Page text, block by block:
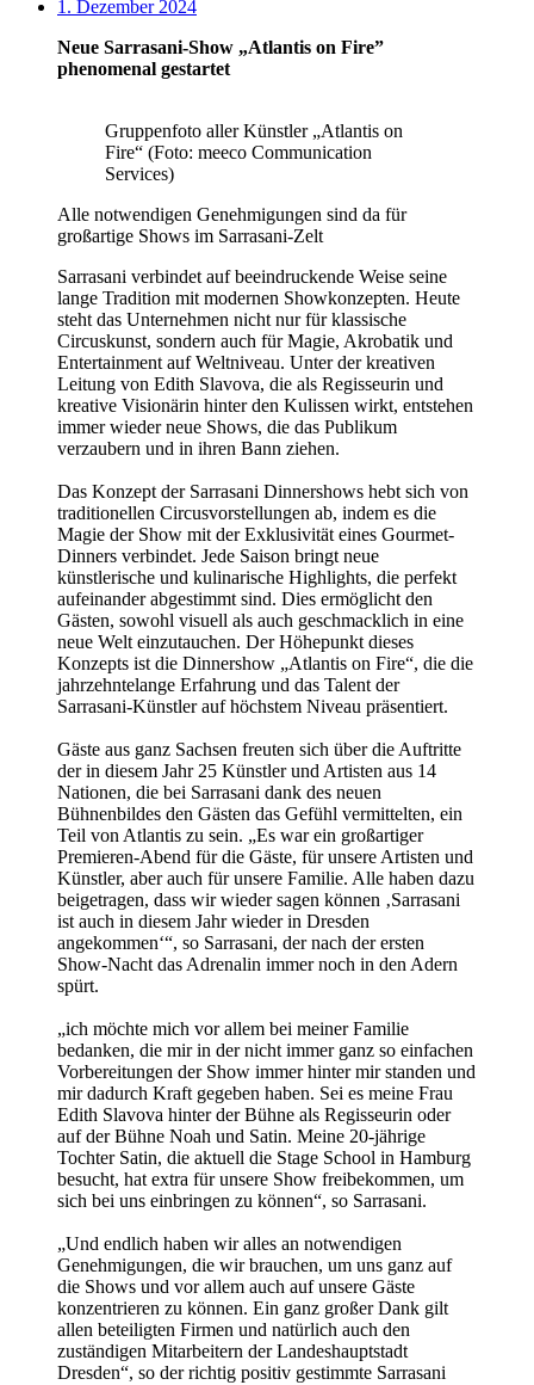
1. Dezember 2024
Neue Sarrasani-Show „Atlantis on Fire”
phenomenal gestartet
Gruppenfoto aller Künstler „Atlantis on
Fire“ (Foto: meeco Communication
Services)
Alle notwendigen Genehmigungen sind da für
großartige Shows im Sarrasani-Zelt
Sarrasani verbindet auf beeindruckende Weise seine
lange Tradition mit modernen Showkonzepten. Heute
steht das Unternehmen nicht nur für klassische
Circuskunst, sondern auch für Magie, Akrobatik und
Entertainment auf Weltniveau. Unter der kreativen
Leitung von Edith Slavova, die als Regisseurin und
kreative Visionärin hinter den Kulissen wirkt, entstehen
immer wieder neue Shows, die das Publikum
verzaubern und in ihren Bann ziehen.
Das Konzept der Sarrasani Dinnershows hebt sich von
traditionellen Circusvorstellungen ab, indem es die
Magie der Show mit der Exklusivität eines Gourmet-
Dinners verbindet. Jede Saison bringt neue
künstlerische und kulinarische Highlights, die perfekt
aufeinander abgestimmt sind. Dies ermöglicht den
Gästen, sowohl visuell als auch geschmacklich in eine
neue Welt einzutauchen. Der Höhepunkt dieses
Konzepts ist die Dinnershow „Atlantis on Fire“, die die
jahrzehntelange Erfahrung und das Talent der
Sarrasani-Künstler auf höchstem Niveau präsentiert.
Gäste aus ganz Sachsen freuten sich über die Auftritte
der in diesem Jahr 25 Künstler und Artisten aus 14
Nationen, die bei Sarrasani dank des neuen
Bühnenbildes den Gästen das Gefühl vermittelten, ein
Teil von Atlantis zu sein. „Es war ein großartiger
Premieren-Abend für die Gäste, für unsere Artisten und
Künstler, aber auch für unsere Familie. Alle haben dazu
beigetragen, dass wir wieder sagen können ‚Sarrasani
ist auch in diesem Jahr wieder in Dresden
angekommen‘“, so Sarrasani, der nach der ersten
Show-Nacht das Adrenalin immer noch in den Adern
spürt.
„ich möchte mich vor allem bei meiner Familie
bedanken, die mir in der nicht immer ganz so einfachen
Vorbereitungen der Show immer hinter mir standen und
mir dadurch Kraft gegeben haben. Sei es meine Frau
Edith Slavova hinter der Bühne als Regisseurin oder
auf der Bühne Noah und Satin. Meine 20-jährige
Tochter Satin, die aktuell die Stage School in Hamburg
besucht, hat extra für unsere Show freibekommen, um
sich bei uns einbringen zu können“, so Sarrasani.
„Und endlich haben wir alles an notwendigen
Genehmigungen, die wir brauchen, um uns ganz auf
die Shows und vor allem auch auf unsere Gäste
konzentrieren zu können. Ein ganz großer Dank gilt
allen beteiligten Firmen und natürlich auch den
zuständigen Mitarbeitern der Landeshauptstadt
Dresden“, so der richtig positiv gestimmte Sarrasani